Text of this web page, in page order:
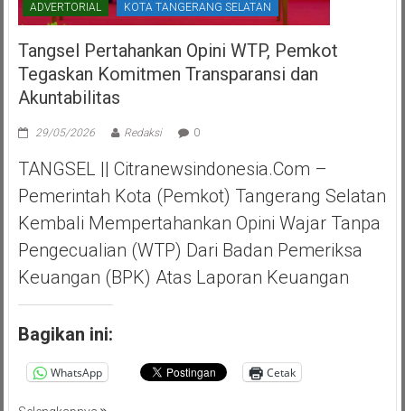
ADVERTORIAL KOTA TANGERANG SELATAN
Tangsel Pertahankan Opini WTP, Pemkot
Tegaskan Komitmen Transparansi dan
Akuntabilitas
29/05/2026 Redaksi 0
TANGSEL || Citranewsindonesia.com –
Pemerintah Kota (Pemkot) Tangerang Selatan
Kembali Mempertahankan Opini Wajar Tanpa
Pengecualian (WTP) Dari Badan Pemeriksa
Keuangan (BPK) Atas Laporan Keuangan
Bagikan ini:
WhatsApp Cetak